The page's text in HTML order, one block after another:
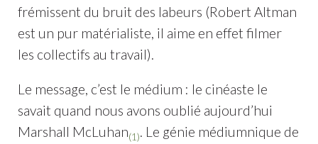
frémissent du bruit des labeurs (Robert Altman
est un pur matérialiste, il aime en effet filmer
les collectifs au travail).
Le message, c’est le médium : le cinéaste le
savait quand nous avons oublié aujourd’hui
Marshall McLuhan(1). Le génie médiumnique de